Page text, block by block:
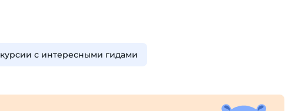
с интересными гидами